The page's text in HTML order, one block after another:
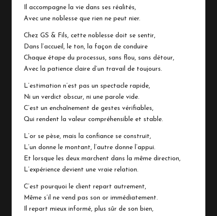
Il accompagne la vie dans ses réalités,
Avec une noblesse que rien ne peut nier.
Chez GS & Fils, cette noblesse doit se sentir,
Dans l’accueil, le ton, la façon de conduire
Chaque étape du processus, sans flou, sans détour,
Avec la patience claire d’un travail de toujours.
L’estimation n’est pas un spectacle rapide,
Ni un verdict obscur, ni une parole vide.
C’est un enchaînement de gestes vérifiables,
Qui rendent la valeur compréhensible et stable.
L’or se pèse, mais la confiance se construit,
L’un donne le montant, l’autre donne l’appui.
Et lorsque les deux marchent dans la même direction,
L’expérience devient une vraie relation.
C’est pourquoi le client repart autrement,
Même s’il ne vend pas son or immédiatement.
Il repart mieux informé, plus sûr de son bien,